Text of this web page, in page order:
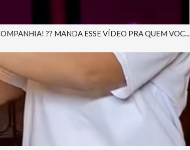
?? MANDA ESSE VÍDEO PRA QUEM VOC...